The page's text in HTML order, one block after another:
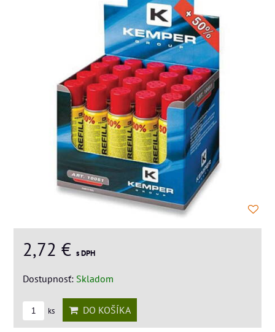
2,72 € s DPH
Dostupnosť: Skladom
ks DO KOŠÍKA